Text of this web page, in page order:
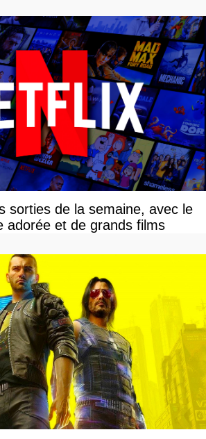
sorties de la semaine, avec le
adorée et de grands films